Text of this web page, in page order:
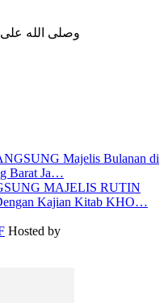
وصلى الله
Majelis Bulanan di
Barat Ja…
MAJELIS RUTIN
Kajian Kitab KHO…
Hosted by